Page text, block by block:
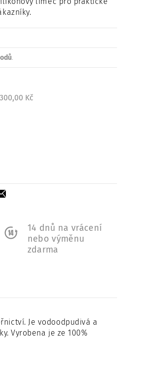
.
Kč
14 dnů na vrácení
nebo výměnu
zdarma
Je vodoodpudivá a
Vyrobena je ze 100%